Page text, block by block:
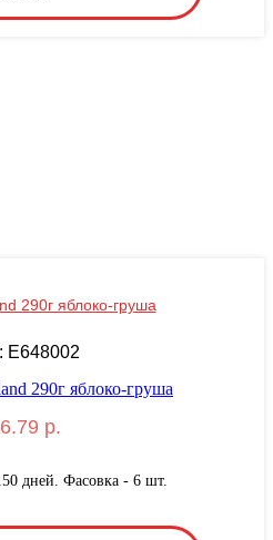
290г яблоко-груша
E648002
р.
дней. Фасовка - 6 шт.